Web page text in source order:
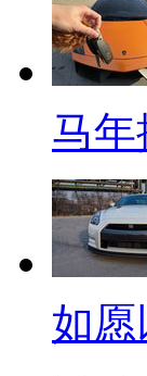
马年
如愿